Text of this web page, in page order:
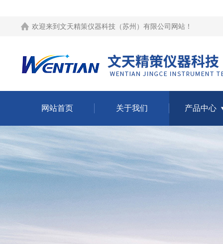
欢迎来到 文天精策仪器科技（苏州）有限公司网站 ！
网站首页 关于我们 产品中心